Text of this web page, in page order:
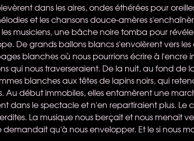
dans les aires, ondes éthérées pour
et les chansons douce-amères
les musiciens, une bâche noire tomba pour
De grands ballons blancs s'envolèrent vers
blanches où nous pourrions écrire à l'encre
qui nous traverseraient. De la nuit, au fond de
blanches aux têtes de lapins noirs, qui
Au début immobiles, elles entamèrent une
dans le spectacle et n'en repartiraient plus. Le
La musique nous berçait et nous menait
qu'à nous envelopper. Et le si nous